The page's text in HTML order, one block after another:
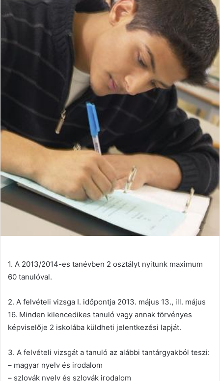
1. A 2013/2014-es tanévben 2 osztályt nyitunk maximum
60 tanulóval.
2. A felvételi vizsga I. időpontja 2013. május 13., ill. május
16. Minden kilencedikes tanuló vagy annak törvényes
képviselője 2 iskolába küldheti jelentkezési lapját.
3. A felvételi vizsgát a tanuló az alábbi tantárgyakból teszi:
– magyar nyelv és irodalom
– szlovák nyelv és szlovák irodalom